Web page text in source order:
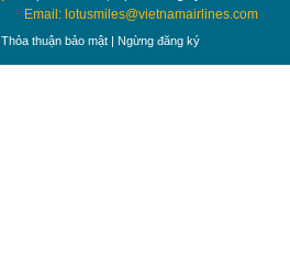
Email: lotusmiles@vietnamairlines.com
Thỏa thuận bảo mật | Ngừng đăng ký